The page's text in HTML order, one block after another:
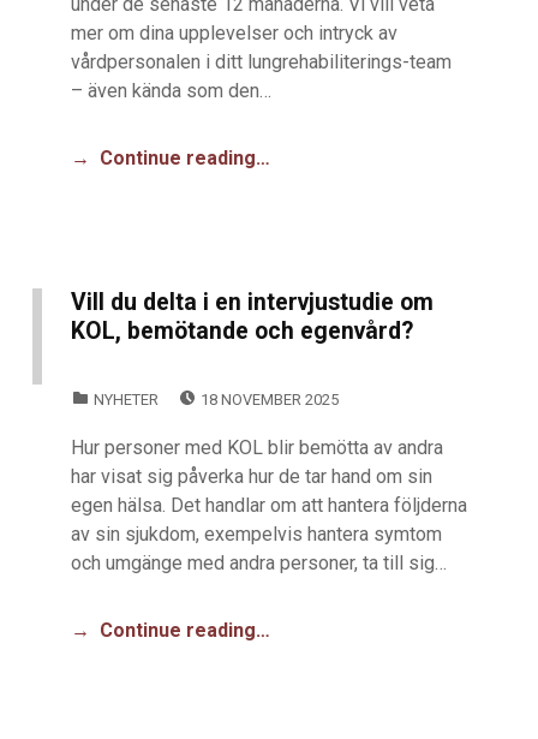
mer om dina upplevelser och intryck av
vårdpersonalen i ditt lungrehabiliterings-team
– även kända som den…
Continue reading…
Vill du delta i en intervjustudie om
KOL, bemötande och egenvård?
NYHETER
18 NOVEMBER 2025
Hur personer med KOL blir bemötta av andra
har visat sig påverka hur de tar hand om sin
egen hälsa. Det handlar om att hantera följderna
av sin sjukdom, exempelvis hantera symtom
och umgänge med andra personer, ta till sig…
Continue reading…